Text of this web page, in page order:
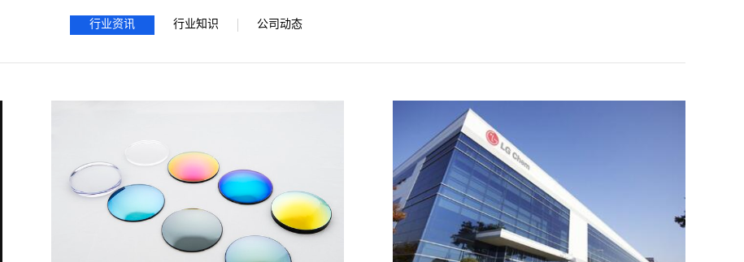
行业资讯 行业知识 公司动态